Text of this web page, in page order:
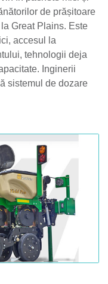
de prășitoare
Great Plains. Este
accesul la
tehnologii deja
Inginerii
sistemul de dozare